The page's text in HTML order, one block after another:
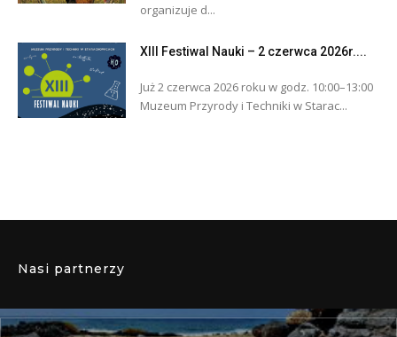
organizuje d...
XIII Festiwal Nauki – 2 czerwca 2026r....
Już 2 czerwca 2026 roku w godz. 10:00–13:00
Muzeum Przyrody i Techniki w Starac...
Nasi partnerzy